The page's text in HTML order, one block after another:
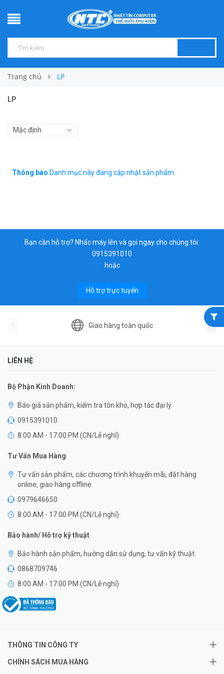
Trang chủ LP
LP
Thông báo Danh mục này đang cập nhật sản phẩm
Bạn cần hỗ trợ? Nhấc máy lên và gọi ngay cho chúng tôi:
0915391010
hoặc
Hỗ trợ trực tuyến
Giao hàng toàn quốc
LIÊN HỆ
Bộ Phận Kinh Doanh:
Báo giá sản phẩm, kiểm tra tồn kho, hợp tác đại lý.
0915391010
8:00 AM - 17:00 PM (CN/Lễ nghỉ)
Tư Vấn Mua Hàng
Tư vấn sản phẩm, các chương trình khuyến mãi, đặt hàng
online, giao hàng offline.
0979646650
8:00 AM - 17:00 PM (CN/Lễ nghỉ)
Bảo hành/ Hỗ trợ kỹ thuật
Bảo hành sản phẩm, hướng dẫn sử dụng, tư vấn kỹ thuật.
0868709746
8:00 AM - 17:00 PM (CN/Lễ nghỉ)
THÔNG TIN CÔNG TY
CHÍNH SÁCH MUA HÀNG